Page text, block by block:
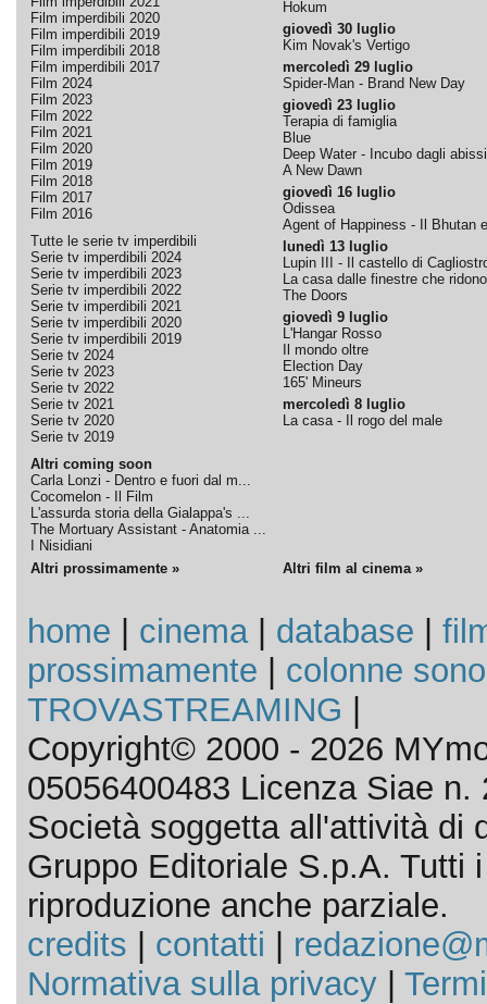
Film imperdibili 2020
Film imperdibili 2019
Film imperdibili 2018
Film imperdibili 2017
Film 2024
Film 2023
Film 2022
Film 2021
Film 2020
Film 2019
Film 2018
Film 2017
Film 2016
Tutte le serie tv imperdibili
Serie tv imperdibili 2024
Serie tv imperdibili 2023
Serie tv imperdibili 2022
Serie tv imperdibili 2021
Serie tv imperdibili 2020
Serie tv imperdibili 2019
Serie tv 2024
Serie tv 2023
Serie tv 2022
Serie tv 2021
Serie tv 2020
Serie tv 2019
Altri coming soon
Carla Lonzi - Dentro e fuori dal m...
Cocomelon - Il Film
L'assurda storia della Gialappa's ...
The Mortuary Assistant - Anatomia ...
I Nisidiani
Hokum
giovedì 30 luglio
Kim Novak's Vertigo
mercoledì 29 luglio
Spider-Man - Brand New Day
giovedì 23 luglio
Terapia di famiglia
Blue
Deep Water - Incubo dagli abissi
A New Dawn
giovedì 16 luglio
Odissea
Agent of Happiness - Il Bhutan
lunedì 13 luglio
Lupin III - Il castello di
La casa dalle finestre che ridono
The Doors
giovedì 9 luglio
L'Hangar Rosso
Il mondo oltre
Election Day
165' Mineurs
mercoledì 8 luglio
La casa - Il rogo del male
Altri prossimamente » Altri film al cinema »
home cinema| database
prossimamente
colonne
TROVASTREAMING
Copyright© 2000 - 2026
05056400483 Licenza Siae n.
Società soggetta all'attività di
Gruppo Editoriale S.p.A. Tutti
riproduzione anche parziale.
credits
contatti
Normativa sulla privacy|